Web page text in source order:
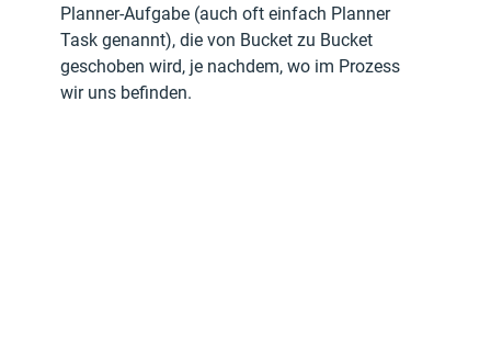
Planner-Aufgabe (auch oft einfach Planner
Task genannt), die von Bucket zu Bucket
geschoben wird, je nachdem, wo im Prozess
wir uns befinden.